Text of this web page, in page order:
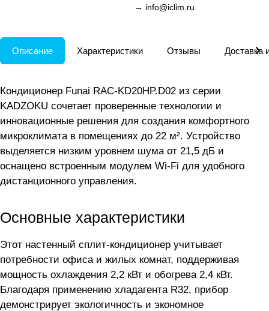
→ info@iclim.ru
Описание Характеристики Отзывы Доставка
Кондиционер Funai RAC-KD20HP.D02 из серии
KADZOKU сочетает проверенные технологии и
инновационные решения для создания комфортного
микроклимата в помещениях до 22 м². Устройство
выделяется низким уровнем шума от 21,5 дБ и
оснащено встроенным модулем Wi-Fi для удобного
дистанционного управления.
Основные характеристики
Этот настенный сплит-кондиционер учитывает
потребности офиса и жилых комнат, поддерживая
мощность охлаждения 2,2 кВт и обогрева 2,4 кВт.
Благодаря применению хладагента R32, прибор
демонстрирует экологичность и экономное